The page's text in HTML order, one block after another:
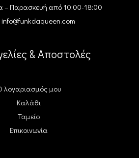
– Παρασκευή από 10:00-18:00
info@funkdaqueen.com
& Αποστολές
λογαριασμός μου
Καλάθι
Ταμείο
Επικοινωνία